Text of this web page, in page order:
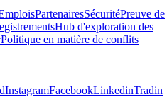
PartenairesSécuritéPreuve de
Hub d'exploration des
Politique en matière de conflits
InstagramFacebookLinkedinTradin